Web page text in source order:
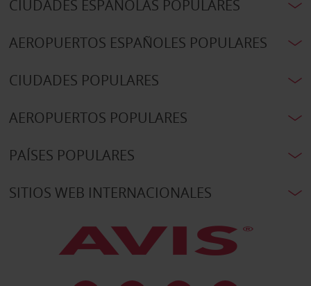
CIUDADES ESPAÑOLAS POPULARES
AEROPUERTOS ESPAÑOLES POPULARES
CIUDADES POPULARES
AEROPUERTOS POPULARES
PAÍSES POPULARES
SITIOS WEB INTERNACIONALES